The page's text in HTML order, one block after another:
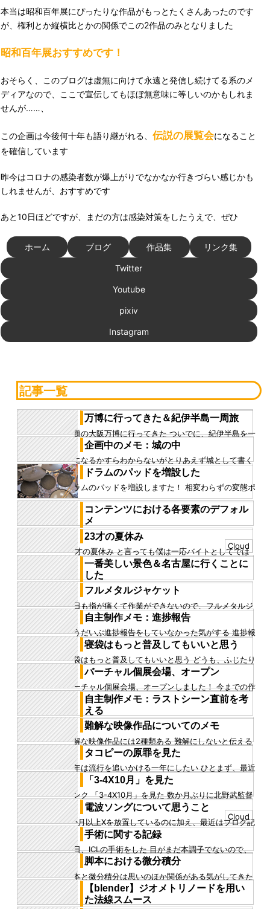
本当は昭和百年展にぴったりな作品がもっとたくさんあったのです
が、権利とか縦横比とかの関係でこの2作品のみとなりました
昭和百年展おすすめです！
おそらく、このブログは虚無に向けて永遠と発信し続けてる系のメ
ディアなので、ここで宣伝してもほぼ無意味に等しいのかもしれま
せんが……、
この企画は今後何十年も語り継がれる、 伝説の展覧会になること
を確信しています
昨今はコロナの感染者数が爆上がりでなかなか行きづらい感じかも
しれませんが、おすすめです
あと10日ほどですが、まだの方は感染対策をしたうえで、ぜひ
ホーム ブログ 作品集 リンク集
Twitter
Youtube
pixiv
Instagram
記事一覧
万博に行ってきた＆紀伊半島一周旅
話題の大阪万博に行ってきた ついでに、紀伊半島を一
周してきた 紀伊半島 紀伊半島には行ったことが無か
った。 特に、和歌山...
企画中のメモ：城の中
城になるかすらわからないがとりあえず城として書く
城の内部についてだ 城の内部 城は鉄でできていて、そ
れらはさびている...
ドラムのパッドを増設した
ドラムのパッドを増設しますた！ 相変わらずの変態ポ
ジションです これでパフォーマンスの幅が広がる……
はずです P.S....
コンテンツにおける各要素のデフォル
メ
昨日、大学の友達の家に遊びに行って自主制作の意見
を貰った それに関して昨日今日いろいろ考えているの
で、そのことについてま...
23才の夏休み
23才の夏休み と言っても僕は一応バイトとしてでは
あるが働いているので夏休みではない ただ、神聖かま
ってちゃんとは地元が...
Cloud
一番美しい景色＆名古屋に行くことに
した
高校生の時、おばあちゃんとおばさんが西日本に行く
というので、途中までついていって、大阪名古屋を一
人徘徊した日に見た景色だ...
フルメタルジャケット
今日も指が痛くて作業ができないので、フルメタルジ
ャケットを見た キューブリック監督の作品だというこ
とで見て、やはり良かっ...
自主制作メモ：進捗報告
もうだいぶ進捗報告をしていなかった気がする 進捗報
告するとネタバレになるのでできなかったというの
と、進捗報告していいねが...
寝袋はもっと普及してもいいと思う
寝袋はもっと普及してもいいと思う どうも、ふじたり
あんです 僕は1日16時間毎日パソコンをしています 月
に1回くらいしか...
バーチャル個展会場、オープン
バーチャル個展会場、オープンしました！ 今までの作
品を会場に展示しています メタバースならではの展示
を心掛け、制作しまし...
自主制作メモ：ラストシーン直前を考
える
今、ラストに登場する骸骨について考えていた そうし
たらいろいろ思いが巡ってきたので文章にして書き記
す まず、骸骨は2人に...
難解な映像作品についてのメモ
難解な映像作品には2種類ある 難解にしないと伝える
ことができないから難解になってしまった映像作品
か、 難解にしないでも伝...
タコピーの原罪を見た
今年は流行を追いかける一年にしたい ひとまず、最近
は乗り遅れた2025年のコンテンツをチェックしている
その一環として、...
「3-4X10月」を見た
リンク 「3-4X10月」を見た 数か月ぶりに北野武監督
映画を見た シュール とにかくシュールなギャグが多い
印象だった...
電波ソングについて思うこと
2か月以上Xを放置しているのに加え、最近はブログ記
事も書いていない というのは、忙しいからだというの
はこの前記事にした気...
Cloud
手術に関する記録
先日、ICLの手術をした 目がまだ本調子でないので、
手短に書きます いろいろあって、目を良くする手術を
することになった...
脚本における微分積分
脚本と微分積分は思いのほか関係がある気がしてきた
脚本を書く上で一つ心得ておくべき指標に、感情曲線
というものがある 登場...
【blender】ジオメトリノードを用い
た法線スムース